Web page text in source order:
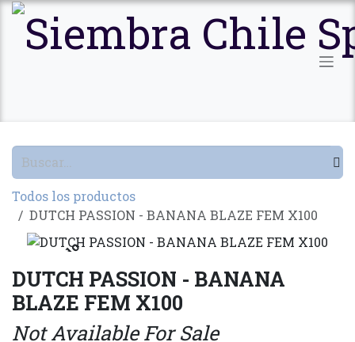
Ir al contenido
Todos los productos
DUTCH PASSION - BANANA BLAZE FEM X100
Agotado
DUTCH PASSION - BANANA
BLAZE FEM X100
Not Available For Sale